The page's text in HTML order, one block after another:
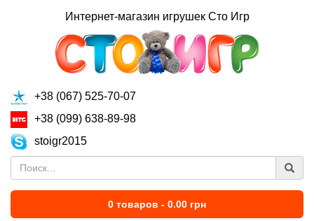
Интернет-магазин игрушек Сто Игр
+38 (067) 525-70-07
+38 (099) 638-89-98
stoigr2015
0 товаров - 0.00 грн